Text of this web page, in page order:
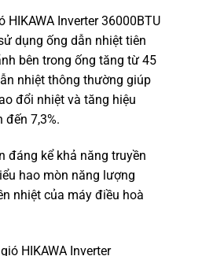
Inverter 36000BTU
dụng ống dẫn nhiệt tiên
bên trong ống tăng từ 45
nhiệt thông thường giúp
đổi nhiệt và tăng hiệu
đến 7,3%.
đáng kể khả năng truyền
hao mòn năng lượng
nhiệt của máy điều hoà